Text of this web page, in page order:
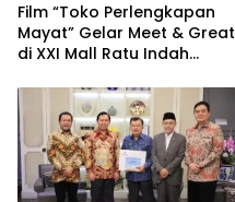
Film “Toko Perlengkapan
Mayat” Gelar Meet & Great
di XXI Mall Ratu Indah